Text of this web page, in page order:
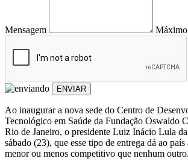
Mensagem Máximo
ENVIAR
Ao inaugurar a nova sede do Centro de
Tecnológico em Saúde da Fundação Oswaldo
Rio de Janeiro, o presidente Luiz Inácio Lula
sábado (23), que esse tipo de entrega dá ao país
menor ou menos competitivo que nenhum outro.